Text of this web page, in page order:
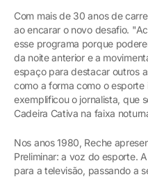
Com mais de 30 anos de
ao encarar o novo desafio.
esse programa porque
da noite anterior e a
espaço para destacar outros
como a forma como o
exemplificou o jornalista, que
Cadeira Cativa na faixa
Nos anos 1980, Reche
Preliminar: a voz do esporte.
para a televisão, passando a